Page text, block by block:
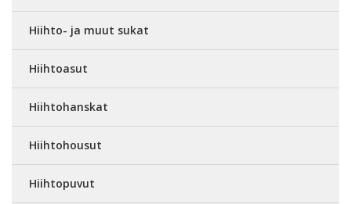
Hiihto- ja muut sukat
Hiihtoasut
Hiihtohanskat
Hiihtohousut
Hiihtopuvut